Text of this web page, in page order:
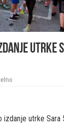
utrke
utrke Sara